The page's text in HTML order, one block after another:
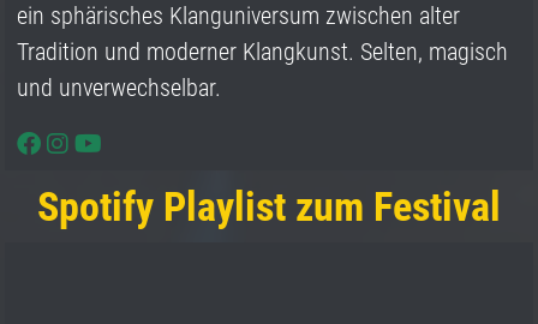
ein sphärisches Klanguniversum zwischen alter
Tradition und moderner Klangkunst. Selten, magisch
und unverwechselbar.
Spotify Playlist zum Festival